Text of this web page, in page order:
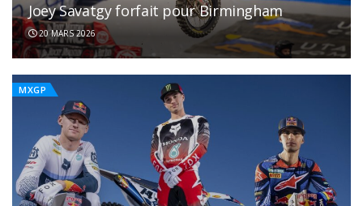
Joey Savatgy forfait pour Birmingham
20 MARS 2026
MXGP